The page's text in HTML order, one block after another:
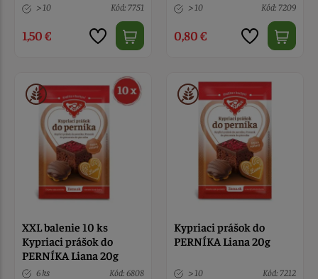
> 10 Kód: 7751
1,50 €
> 10 Kód: 7209
0,80 €
XXL balenie 10 ks
Kypriaci prášok do
PERNÍKA Liana 20g
6 ks Kód: 6808
Kypriaci prášok do
PERNÍKA Liana 20g
> 10 Kód: 7212